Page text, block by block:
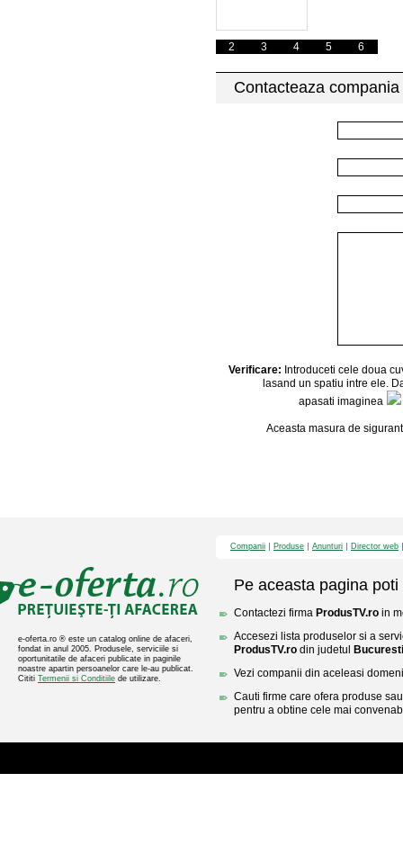
2 3 4 5 6
Contacteaza
Verificare: Introduceti cele doua
lasand un spatiu intre ele.
apasati imaginea
Aceasta masura de
e-oferta.ro ® este un catalog online de afaceri,
fondat in anul 2005. Produsele, serviciile si
oportunitatile de afaceri publicate in paginile
noastre apartin persoanelor care le-au publicat.
Cititi Termenii si Conditiile de utilizare.
Companii Produse Anunturi Director web
Pe aceasta pagina poti
Contactezi firma ProdusTV.ro in
Accesezi lista produselor si a
ProdusTV.ro din judetul
Bucuresti
Vezi companii din aceleasi
Cauti firme care ofera produse
pentru a obtine cele mai